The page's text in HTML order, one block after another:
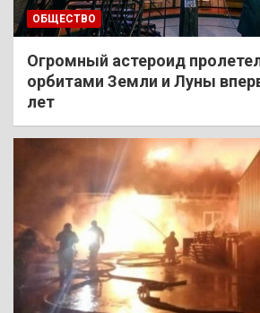
ОБЩЕСТВО
Огромный астероид
орбитами Земли и Луны
лет